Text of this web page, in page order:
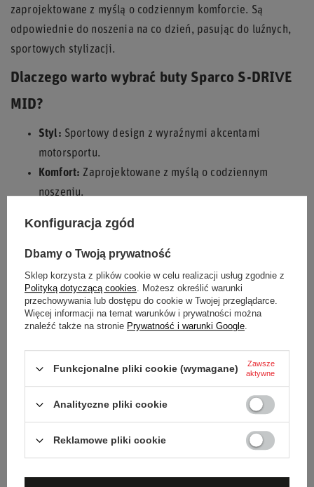
zaprojektowane z myślą o codziennym komforcie. Są
odpowiednie do noszenia na co dzień, pasując do luźnych,
sportowych stylizacji.
Dlaczego warto wybrać buty Sparco S-DRIVE
MID?
Styl: Sportowy design z wyraźnymi akcentami
motorsportu.
Komfort: Zaprojektowane z myślą o codziennym
noszeniu.
Wszechstronność:
stylizacji.
Poczuj ducha sportów motorowych z butamiSparco S-DRIVE
MID czarne!
Płeć Męskie Unisex
Kategoria Buty
Homologacja Bez homologacji
Konfiguracja zgód
Dbamy o Twoją prywatność
Sklep korzysta z plików cookie w celu realizacji usług zgodnie z
Polityką dotyczącą cookies. Możesz określić warunki
przechowywania lub dostępu do cookie w Twojej przeglądarce.
Więcej informacji na temat warunków i prywatności można
znaleźć także na stronie Prywatność i warunki Google.
Funkcjonalne pliki cookie (wymagane)
Zawsze
aktywne
Analityczne pliki cookie
Reklamowe pliki cookie